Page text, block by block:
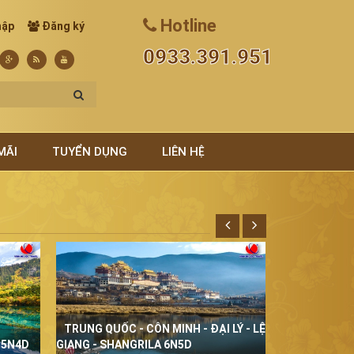
Đăng ký Hotline
0933.391.951
TUYỂN DỤNG LIÊN HỆ
TRUNG QUỐC - CÔN MINH - ĐẠI LÝ - LỆ
GIANG - SHANGRILA 6N5D